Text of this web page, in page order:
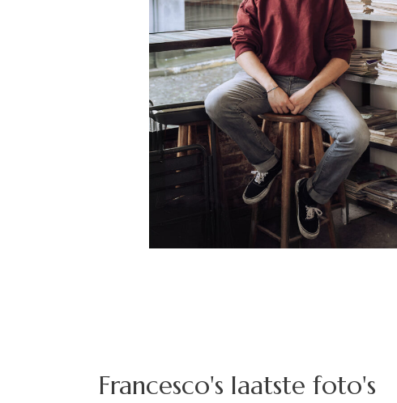
Francesco's laatste foto's